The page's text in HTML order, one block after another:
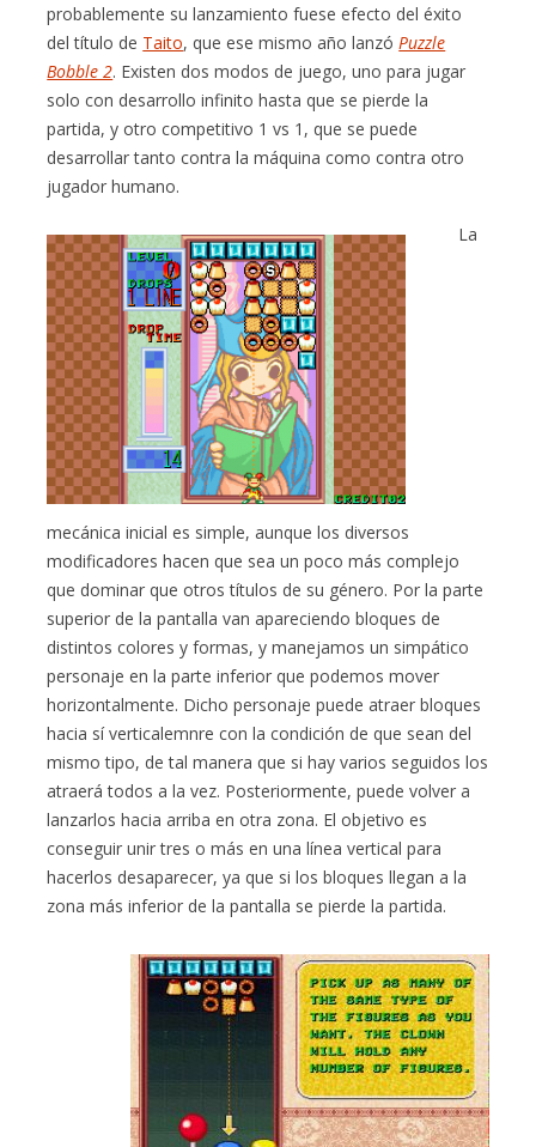
probablemente su lanzamiento fuese efecto del éxito
del título de Taito, que ese mismo año lanzó Puzzle
Bobble 2. Existen dos modos de juego, uno para jugar
solo con desarrollo infinito hasta que se pierde la
partida, y otro competitivo 1 vs 1, que se puede
desarrollar tanto contra la máquina como contra otro
jugador humano.
La
mecánica inicial es simple, aunque los diversos
modificadores hacen que sea un poco más complejo
que dominar que otros títulos de su género. Por la parte
superior de la pantalla van apareciendo bloques de
distintos colores y formas, y manejamos un simpático
personaje en la parte inferior que podemos mover
horizontalmente. Dicho personaje puede atraer bloques
hacia sí verticalemnre con la condición de que sean del
mismo tipo, de tal manera que si hay varios seguidos los
atraerá todos a la vez. Posteriormente, puede volver a
lanzarlos hacia arriba en otra zona. El objetivo es
conseguir unir tres o más en una línea vertical para
hacerlos desaparecer, ya que si los bloques llegan a la
zona más inferior de la pantalla se pierde la partida.